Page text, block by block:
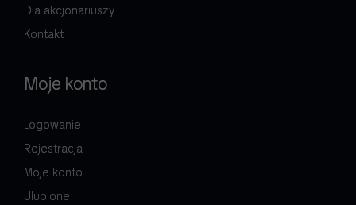
Dla akcjonariuszy
Kontakt
Moje konto
Logowanie
Rejestracja
Moje konto
Ulubione